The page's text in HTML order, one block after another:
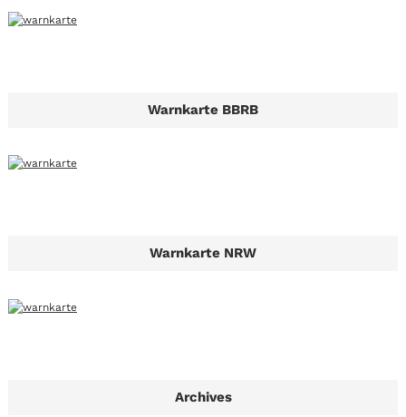
Warnkarte BBRB
Warnkarte NRW
Archives